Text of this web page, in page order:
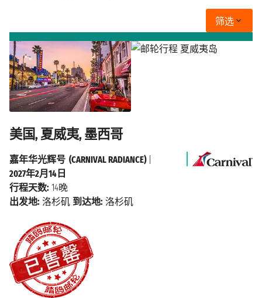
筛选
美国, 夏威夷, 墨西哥
嘉年华光辉号 (CARNIVAL RADIANCE)|
2027年2月14日
行程天数: 14晚
出发地: 洛杉矶 到达地: 洛杉矶